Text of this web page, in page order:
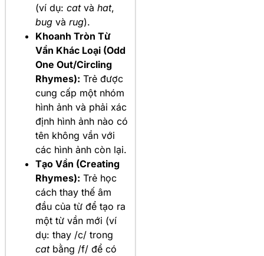
(ví dụ: catvà hat,
bug và rug).
Khoanh Tròn Từ
Vần Khác Loại (Odd
One Out/Circling
Rhymes): Trẻ được
cung cấp một nhóm
hình ảnh và phải xác
định hình ảnh nào có
tên không vần với
các hình ảnh còn lại.
Tạo Vần (Creating
Rhymes): Trẻ học
cách thay thế âm
đầu của từ để tạo ra
một từ vần mới (ví
dụ: thay /c/ trong
catbằng /f/ để có